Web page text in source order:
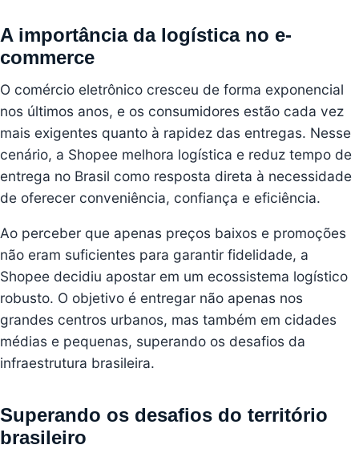
A importância da logística no e-
commerce
O comércio eletrônico cresceu de forma exponencial
nos últimos anos, e os consumidores estão cada vez
mais exigentes quanto à rapidez das entregas. Nesse
cenário, a Shopee melhora logística e reduz tempo de
entrega no Brasil como resposta direta à necessidade
de oferecer conveniência, confiança e eficiência.
Ao perceber que apenas preços baixos e promoções
não eram suficientes para garantir fidelidade, a
Shopee decidiu apostar em um ecossistema logístico
robusto. O objetivo é entregar não apenas nos
grandes centros urbanos, mas também em cidades
médias e pequenas, superando os desafios da
infraestrutura brasileira.
Superando os desafios do território
brasileiro